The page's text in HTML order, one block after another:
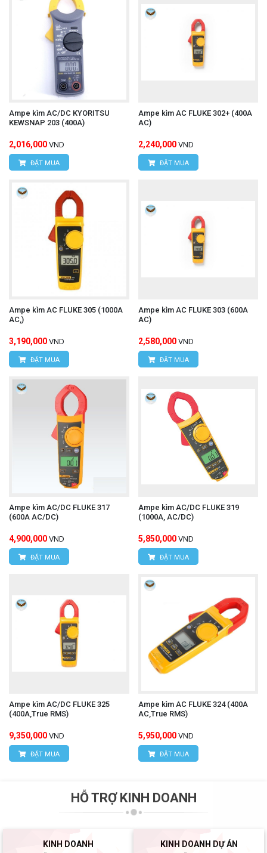
Ampe kìm AC/DC KYORITSU
KEWSNAP 203 (400A)
2,016,000 VND
ĐẶT MUA
Ampe kìm AC FLUKE 302+ (400A
AC)
2,240,000 VND
ĐẶT MUA
Ampe kìm AC FLUKE 305 (1000A
AC,)
3,190,000 VND
ĐẶT MUA
Ampe kìm AC FLUKE 303 (600A
AC)
2,580,000 VND
ĐẶT MUA
Ampe kìm AC/DC FLUKE 317
(600A AC/DC)
4,900,000 VND
ĐẶT MUA
Ampe kìm AC/DC FLUKE 319
(1000A, AC/DC)
5,850,000 VND
ĐẶT MUA
Ampe kìm AC/DC FLUKE 325
(400A,True RMS)
9,350,000 VND
ĐẶT MUA
Ampe kìm AC FLUKE 324 (400A
AC,True RMS)
5,950,000 VND
ĐẶT MUA
HỖ TRỢ KINH DOANH
KINH DOANH
KINH DOANH DỰ ÁN